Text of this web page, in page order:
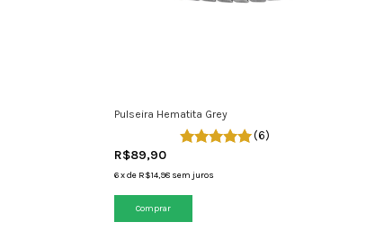
Pulseira Hematita Grey
(6)
R$89,90
6xde R$14,98 sem juros
Comprar